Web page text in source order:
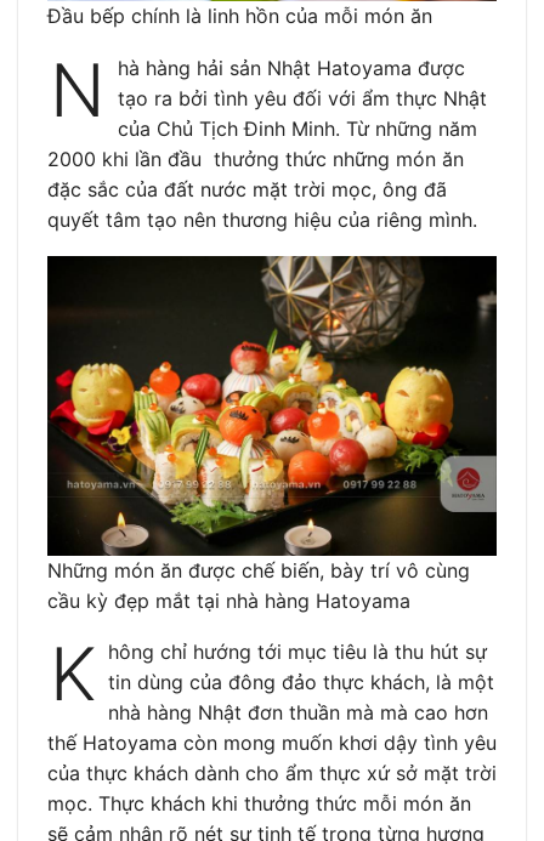
Đầu bếp chính là linh hồn của mỗi món ăn
N
hà hàng hải sản Nhật Hatoyama được
tạo ra bởi tình yêu đối với ẩm thực Nhật
của Chủ Tịch Đinh Minh. Từ những năm
2000 khi lần đầu thưởng thức những món ăn
đặc sắc của đất nước mặt trời mọc, ông đã
quyết tâm tạo nên thương hiệu của riêng mình.
Những món ăn được chế biến, bày trí vô cùng
cầu kỳ đẹp mắt tại nhà hàng Hatoyama
K hông chỉ hướng tới mục tiêu là thu hút sự
tin dùng của đông đảo thực khách, là một
nhà hàng Nhật đơn thuần mà mà cao hơn
thế Hatoyama còn mong muốn khơi dậy tình yêu
của thực khách dành cho ẩm thực xứ sở mặt trời
mọc. Thực khách khi thưởng thức mỗi món ăn
sẽ cảm nhận rõ nét sự tinh tế trong từng hương